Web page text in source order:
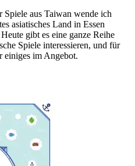
aus Taiwan wende ich
asiatisches Land in Essen
gibt es eine ganze Reihe
Spiele interessieren, und für
einiges im Angebot.